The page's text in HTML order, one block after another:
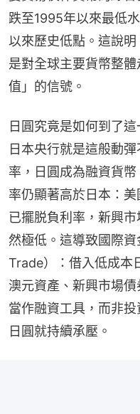
跌至1995年以來最低
以來歷史低點。這說
是對全球主要貨幣整
值」的信號。
日圓究竟是如何到了
日本央行就是這般動
率，日圓成為融資貨
率仍顯著高於日本：
已擺脱負利率，新興
然極低。這導致國際
Trade）：借入低成本
澳元資產、新興市場
當作融資工具，而非
日圓就持續承壓。